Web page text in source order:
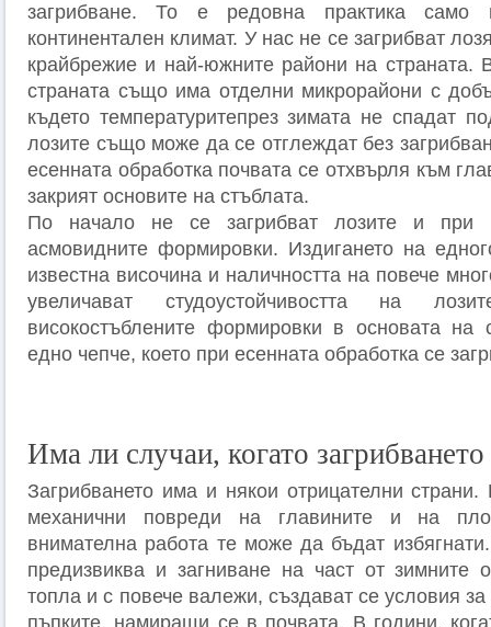
загрибване. То е редовна практика
континентален климат. У нас не се загрибват
крайбрежие и най-южните райони на страната.
страната също има отделни микрорайони с
където температуритепрез зимата не спадат
лозите също може да се отглеждат без
есенната обработка почвата се отхвърля към
закрият основите на стъблата.
По начало не се загрибват лозите и при
асмовидните формировки. Издигането на
известна височина и наличността на повече
увеличават студоустойчивостта на
високостъблените формировки в основата на
едно чепче, което при есенната обработка се
Има ли случаи, когато
Загрибването има и някои отрицателни
механични повреди на главините и на
внимателна работа те може да бъдат
предизвиква и загниване на част от зимните
топла и с повече валежи, създават се условия
пъпките, намиращи се в почвата. В години,